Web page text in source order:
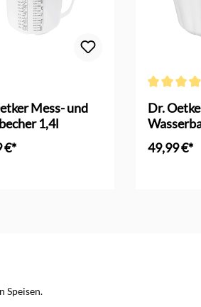
Mess- und
1,4l
€*
Dr.
Liter Alu
49,99 €*
Speisen.